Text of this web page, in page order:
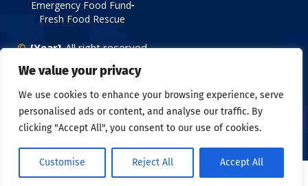
We value your privacy
We use cookies to enhance your browsing experience, serve
personalised ads or content, and analyse our traffic. By
clicking "Accept All", you consent to our use of cookies.
Customise Reject All Accept All
Emergency Food Fund
Fresh Food Rescue
© {Year}All right reserved
Tράπεζα Τροφίμων
Πολιτική Απορρήτου